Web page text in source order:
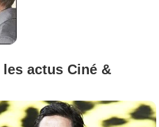
les actus Ciné &